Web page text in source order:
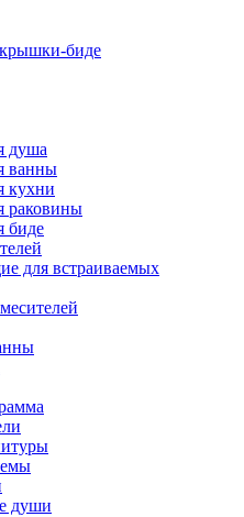
биде
душа
ванны
кухни
раковины
биде
для встраиваемых
души